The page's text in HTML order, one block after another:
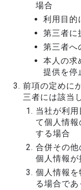
場合
利用目的
第三者に
第三者へ
本人の求
提供を停
前項の定めに
三者には該当
当社が利
て個人情
する場合
合併その
個人情報
個人情報
る場合で